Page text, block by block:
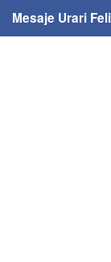
Mesaje Urari